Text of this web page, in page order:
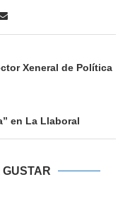
Xeneral de Política
en La Llaboral
GUSTAR